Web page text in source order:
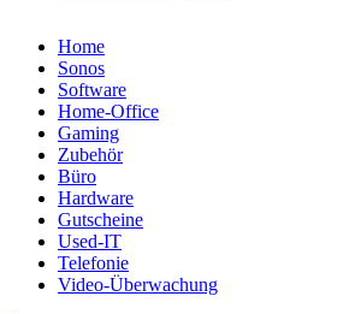
Home
Sonos
Software
Home-Office
Gaming
Zubehör
Büro
Hardware
Gutscheine
Used-IT
Telefonie
Video-Überwachung